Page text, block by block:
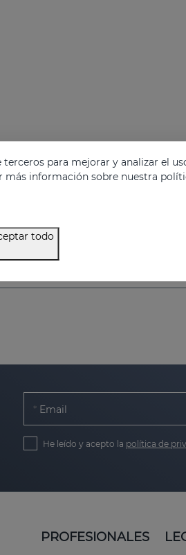
Email
He leído y acepto la política de
PROFESIONALES
para mejorar y analizar el
más información sobre nuestra
todo